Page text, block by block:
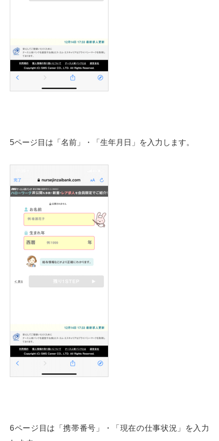
5ページ目は「名前」・「生年月日」を入力します。
6ページ目は「携帯番号」・「現在の仕事状況」を入力